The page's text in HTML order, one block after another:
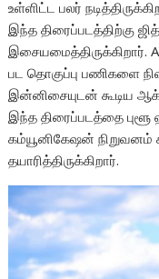
உள்ளிட்ட பலர்
இந்த திரைப்படத்திற்கு
பட தொகுப்பு பணிகளை
இன்னிசையுடன் கூடிய
இந்த திரைப்படத்தை புளூ
கம்யூனிகேஷன் நிறுவனம்
தயாரித்திருக்கிறார்.